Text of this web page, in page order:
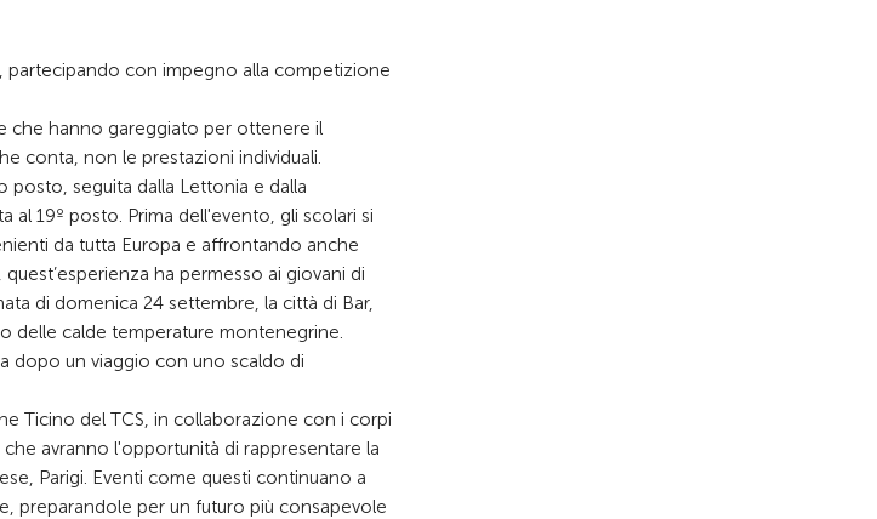
partecipando con impegno alla competizione
che hanno gareggiato per ottenere il
conta, non le prestazioni individuali.
posto, seguita dalla Lettonia e dalla
al 19º posto. Prima dell'evento, gli scolari si
da tutta Europa e affrontando anche
ha permesso ai giovani di
di domenica 24 settembre, la città di Bar,
delle calde temperature montenegrine.
dopo un viaggio con uno scaldo di
Ticino del TCS, in collaborazione con i corpi
avranno l'opportunità di rappresentare la
Parigi. Eventi come questi continuano a
preparandole per un futuro più consapevole